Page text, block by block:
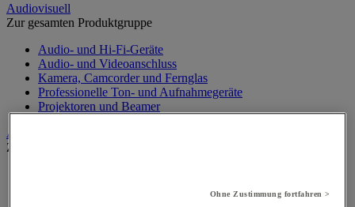
Audiovisuell
Zur gesamten Produktgruppe
Audio- und Hi-Fi-Geräte
Audio- und Videoanschluss
Kamera, Camcorder und Fernglas
Professionelle Ton- und Aufnahmegeräte
Projektoren und Beamer
Aufsteller
Zur gesamten Produktgruppe
Ohne Zustimmung fortfahren >